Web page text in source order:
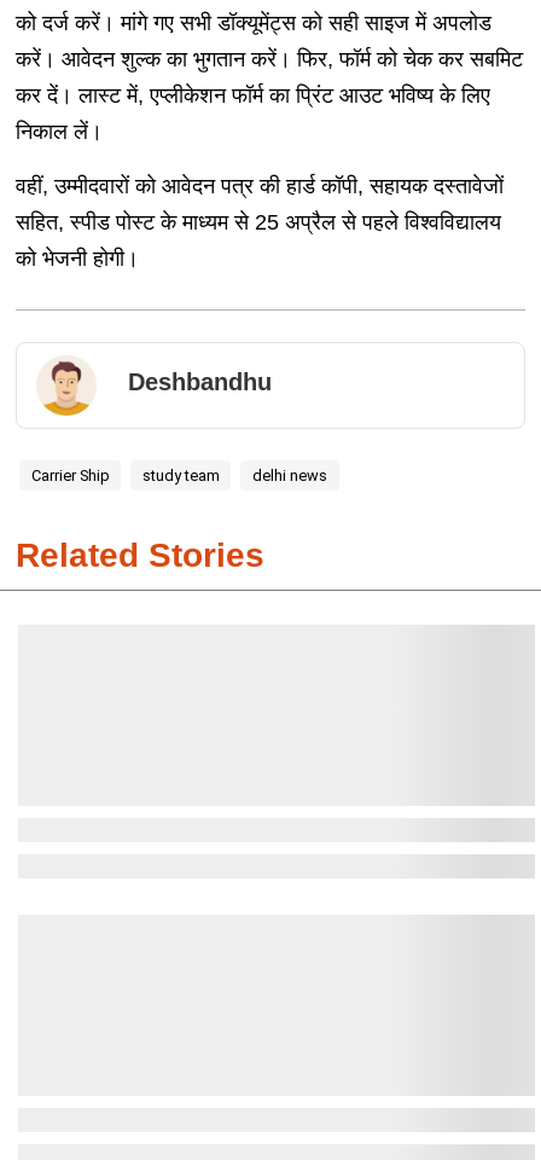
को दर्ज करें। मांगे गए सभी डॉक्यूमेंट्स को सही साइज में अपलोड
करें। आवेदन शुल्क का भुगतान करें। फिर, फॉर्म को चेक कर सबमिट
कर दें। लास्ट में, एप्लीकेशन फॉर्म का प्रिंट आउट भविष्य के लिए
निकाल लें।
वहीं, उम्मीदवारों को आवेदन पत्र की हार्ड कॉपी, सहायक दस्तावेजों
सहित, स्पीड पोस्ट के माध्यम से 25 अप्रैल से पहले विश्वविद्यालय
को भेजनी होगी।
Deshbandhu
Carrier Ship study team delhi news
Related Stories